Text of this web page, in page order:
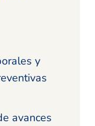
y
avances